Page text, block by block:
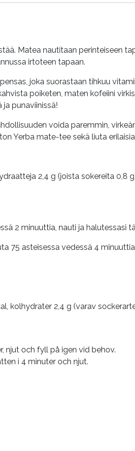
Matea nautitaan perinteiseen
irtoteen tapaan.
joka suorastaan tihkuu
poiketen, maten kofeiini
punaviinissä!
voida paremmin,
Yerba mate-tee sekä liuta
2,4 g (joista sokereita 0,8
2 minuuttia, nauti ja halutessasi
75 asteisessa vedessä 4
kolhydrater 2,4 g (varav
njut och fyll på igen vid behov.
i 4 minuter och njut.